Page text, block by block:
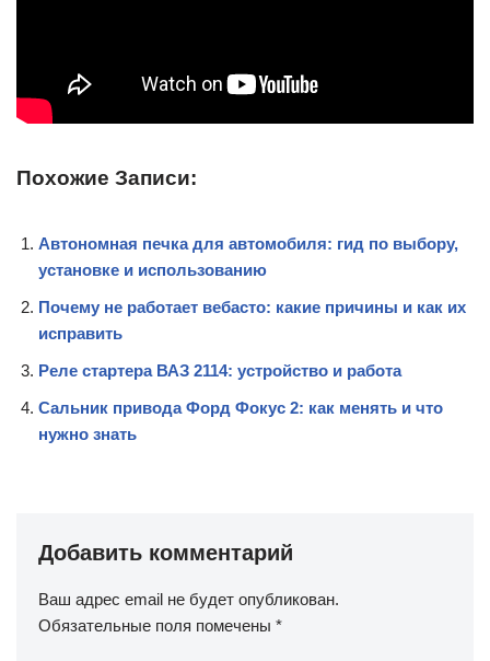
Похожие Записи:
Автономная печка для автомобиля: гид по выбору,
установке и использованию
Почему не работает вебасто: какие причины и как их
исправить
Реле стартера ВАЗ 2114: устройство и работа
Сальник привода Форд Фокус 2: как менять и что
нужно знать
Добавить комментарий
Ваш адрес email не будет опубликован.
Обязательные поля помечены *